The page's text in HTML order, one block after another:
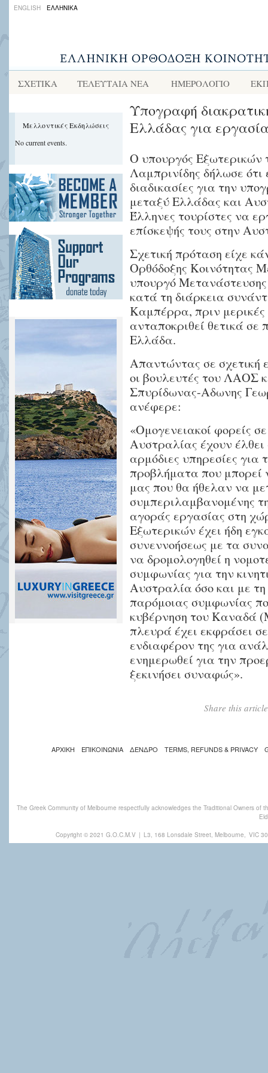
ENGLISH ΕΛΛΗΝΙΚΑ
ΣΧΕΤΙΚΑ ΤΕΛΕΥΤΑΙΑ ΝΕΑ ΗΜΕΡΟΛΟΓΙΟ
Μελλοντικές Εκδηλώσεις
No current events.
Υπογραφή
Ελλάδας για
O υπουργός
Λαμπρινίδης δήλωσε ότι
διαδικασίες για την
μεταξύ Ελλάδας και
Έλληνες τουρίστες να
επίσκεψής τους στην
Σχετική πρόταση είχε
Ορθόδοξης Κοινότητας
υπουργό
κατά τη διάρκεια
Καμπέρρα, πριν
ανταποκριθεί θετικά
Ελλάδα.
Απαντώντας σε σχετική
οι βουλευτές του ΛΑΟΣ
Σπυρίδωνας-Αδωνης
ανέφερε:
«Ομογενειακοί φορείς
Αυστραλίας έχουν έλθει
αρμόδιες υπηρεσίες για
προβλήματα που μπορεί
μας που θα ήθελαν να
συμπεριλαμβανομένης
αγοράς εργασίας στη
Εξωτερικών έχει ήδη
συνεννοήσεως με τα
να δρομολογηθεί η
συμφωνίας για την
Αυστραλία όσο και με
παρόμοιας συμφωνίας
κυβέρνηση του Καναδά
πλευρά έχει εκφράσει
ενδιαφέρον της για
ενημερωθεί για την
ξεκινήσει συναφώς».
Share this
ΑΡΧΙΚΗ ΕΠΙΚΟΙΝΩΝΙΑ ΔΕΝΔΡΟ TERMS, REFUNDS & PRIVACY
The Greek Community of Melbourne respectfully acknowledges the Traditional Owners
Copyright © 2021 G.O.C.M.V | L3, 168 Lonsdale Street, Melbourne, VIC